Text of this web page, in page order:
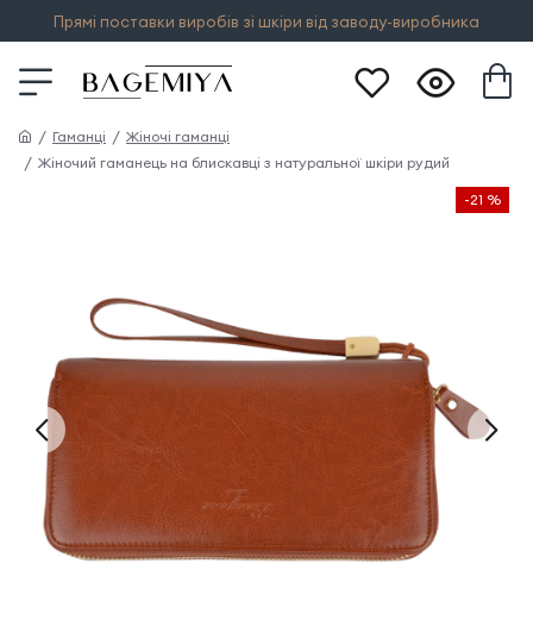
Прямі поставки виробів зі шкіри від заводу-виробника
Гаманці
Жіночі гаманці
Жіночий гаманець на блискавці з натуральної шкіри рудий
-21 %